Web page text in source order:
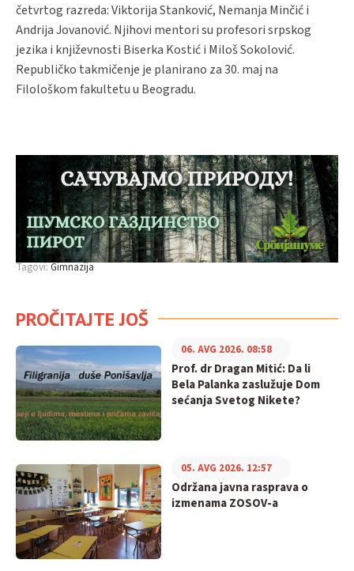
četvrtog razreda: Viktorija Stanković, Nemanja Minčić i
Andrija Jovanović. Njihovi mentori su profesori srpskog
jezika i književnosti Biserka Kostić i Miloš Sokolović.
Republičko takmičenje je planirano za 30. maj na
Filološkom fakultetu u Beogradu.
Tagovi:Gimnazija
PROČITAJTE JOŠ
Prof. dr Dragan Mitić: Da li
Bela Palanka zaslužuje Dom
sećanja Svetog Nikete?
06. AVG 2026. 08:58
Održana javna rasprava o
izmenama ZOSOV-a
05. AVG 2026. 12:57